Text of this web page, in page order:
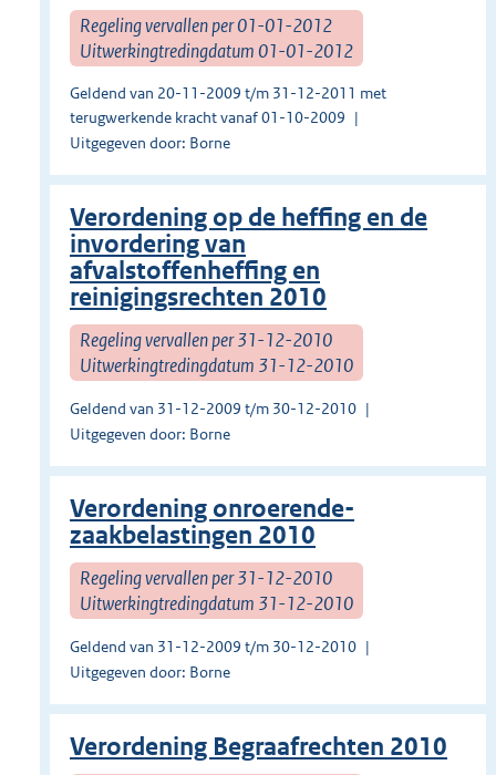
Regeling vervallen per 01-01-2012
Uitwerkingtredingdatum 01-01-2012
Geldend van 20-11-2009 t/m 31-12-2011 met
terugwerkende kracht vanaf 01-10-2009
Uitgegeven door: Borne
Verordening op de heffing en de
invordering van
afvalstoffenheffing en
reinigingsrechten 2010
Regeling vervallen per 31-12-2010
Uitwerkingtredingdatum 31-12-2010
Geldend van 31-12-2009 t/m 30-12-2010
Uitgegeven door: Borne
Verordening onroerende-
zaakbelastingen 2010
Regeling vervallen per 31-12-2010
Uitwerkingtredingdatum 31-12-2010
Geldend van 31-12-2009 t/m 30-12-2010
Uitgegeven door: Borne
Verordening Begraafrechten 2010